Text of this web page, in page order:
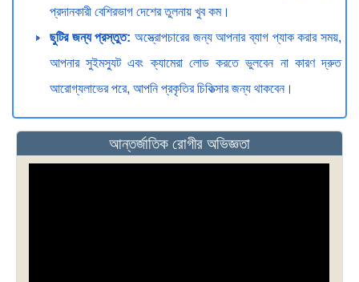
প্রদানকারী বেশিরভাগ দেশের তুলনায় খুব কম।
ছুটির জন্য প্রস্তুত: অস্ত্রোপচারের জন্য আপনার ব্যাগ প্যাক করার সময়,
আপনার সুইমস্যুট এবং ক্যামেরা লোড করতে ভুলবেন না কারণ দ্রুত
আরোগ্যলাভের পরে, আপনি প্রকৃতির চিকিত্সার জন্য থাকবেন।
আন্তর্জাতিক রোগীর অভিজ্ঞতা